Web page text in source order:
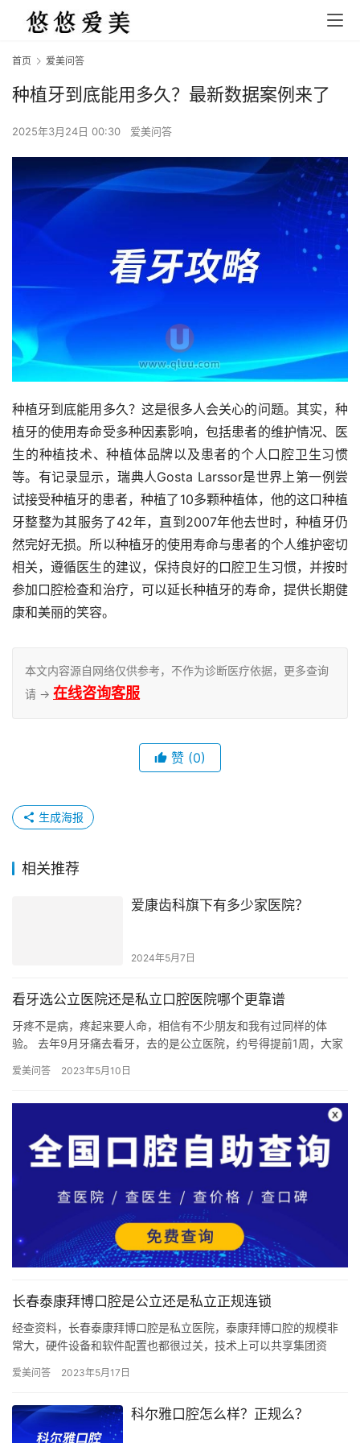
首页 爱美问答
种植牙到底能用多久？最新数据案例来了
2025年3月24日 00:30 爱美问答
种植牙到底能用多久？这是很多人会关心的问题。其实，种
植牙的使用寿命受多种因素影响，包括患者的维护情况、医
生的种植技术、种植体品牌以及患者的个人口腔卫生习惯
等。有记录显示，瑞典人Gosta Larssor是世界上第一例尝
试接受种植牙的患者，种植了10多颗种植体，他的这口种植
牙整整为其服务了42年，直到2007年他去世时，种植牙仍
然完好无损。所以种植牙的使用寿命与患者的个人维护密切
相关，遵循医生的建议，保持良好的口腔卫生习惯，并按时
参加口腔检查和治疗，可以延长种植牙的寿命，提供长期健
康和美丽的笑容。
本文内容源自网络仅供参考，不作为诊断医疗依据，更多查询
请 → 在线咨询客服
赞 (0)
生成海报
相关推荐
爱康齿科旗下有多少家医院？
2024年5月7日
看牙选公立医院还是私立口腔医院哪个更靠谱
牙疼不是病，疼起来要人命，相信有不少朋友和我有过同样的体
验。 去年9月牙痛去看牙，去的是公立医院，约号得提前1周，大家
爱美问答 2023年5月10日
长春泰康拜博口腔是公立还是私立正规连锁
经查资料，长春泰康拜博口腔是私立医院，泰康拜博口腔的规模非
常大，硬件设备和软件配置也都很过关，技术上可以共享集团资
腔的门店…
爱美问答 2023年5月17日
科尔雅口腔怎么样？正规么？